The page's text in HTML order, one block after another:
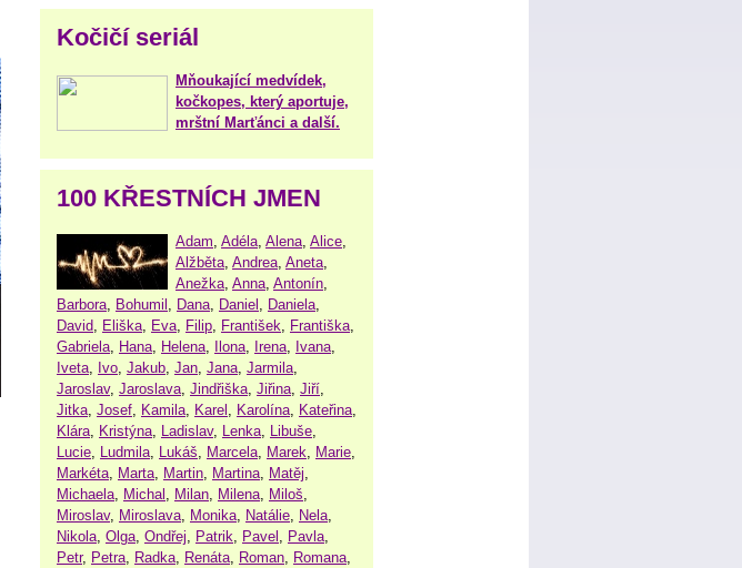
Kočičí seriál
Mňoukající medvídek,
kočkopes, který aportuje,
mrštní Marťánci a další.
100 KŘESTNÍCH JMEN
Adam Adéla Alena Alice
Alžběta Andrea Aneta
Anežka Anna Antonín
Barbora Bohumil Dana Daniel Daniela
David Eliška Eva Filip František Františka
Gabriela Hana Helena Ilona Irena Ivana
Iveta Ivo Jakub Jan Jana Jarmila
Jaroslav, Jaroslava Jindřiška Jiřina Jiří
Jitka Josef Kamila Karel Karolína Kateřina
Klára Kristýna Ladislav, Lenka Libuše
Lucie Ludmila Lukáš Marcela Marek Marie
Markéta Marta Martin Martina Matěj
Michaela Michal Milan Milena Miloš
Miroslav, Miroslava Monika Natálie Nela
Nikola Olga Ondřej Patrik Pavel Pavla
Petr, Petra Radka Renáta Roman Romana